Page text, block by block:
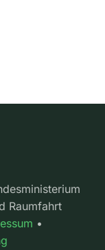
Raumfahrt
•